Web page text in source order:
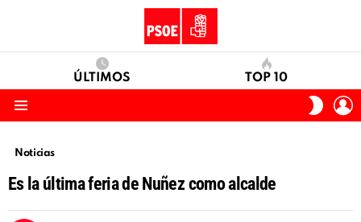
ÚLTIMOS TOP 10
SKIN
Noticias
Es la última feria de Nuñez como alcalde